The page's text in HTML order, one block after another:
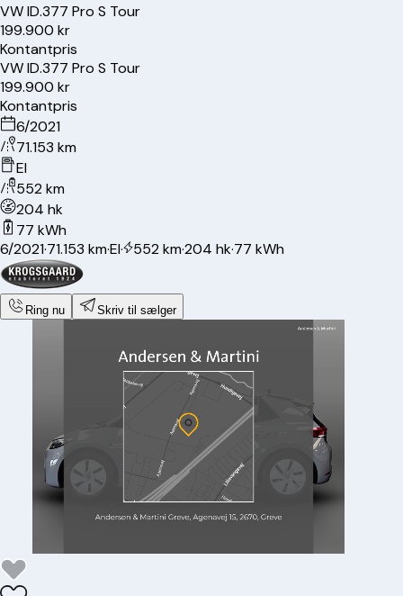
VWID.377 Pro S Tour
199.900 kr
Kontantpris
VWID.377 Pro S Tour
199.900 kr
Kontantpris
6/2021
71.153 km
El
552 km
204 hk
77 kWh
6/2021·71.153 km·El· 552 km·204 hk·77 kWh
Ring nu Skriv til sælger